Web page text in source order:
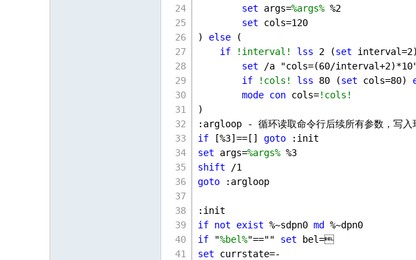
set args=%args% %2
set cols=120
) else (
if
!interval! lss 2 (set interval=2
set /a "cols=(60/interval+2)*10
if
!cols! lss 80 (set cols=80)
mode con cols=!cols!
)
:argloop - 循环读取命令行后续所有参数，写入
if [%3]==[] goto :init
set args=%args% %3
shift /1
goto :argloop
:init
if not exist %~sdpn0 md
%~dpn0
if "%bel%"=="" set bel=
set currstate=-